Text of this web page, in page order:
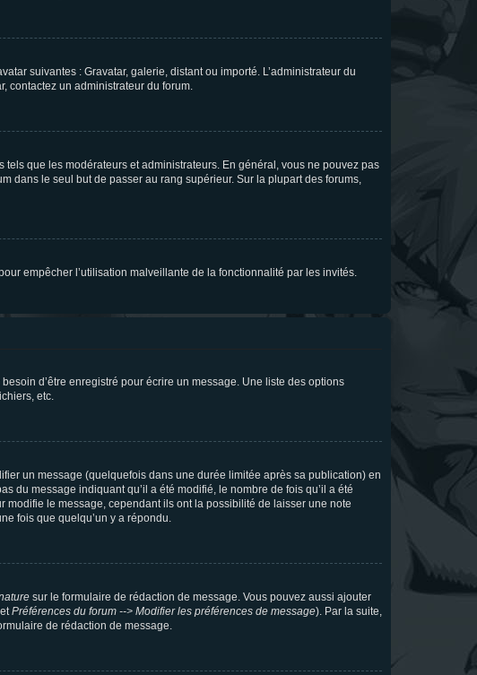
suivantes : Gravatar, galerie, distant ou importé. L’administrateur du
contactez un administrateur du forum.
que les modérateurs et administrateurs. En général, vous ne pouvez pas
dans le seul but de passer au rang supérieur. Sur la plupart des forums,
empêcher l’utilisation malveillante de la fonctionnalité par les invités.
d’être enregistré pour écrire un message. Une liste des options
etc.
un message (quelquefois dans une durée limitée après sa publication) en
du message indiquant qu’il a été modifié, le nombre de fois qu’il a été
modifie le message, cependant ils ont la possibilité de laisser une note
fois que quelqu’un y a répondu.
sur le formulaire de rédaction de message. Vous pouvez aussi ajouter
Préférences du forum --> Modifier les préférences de message). Par la suite,
de rédaction de message.